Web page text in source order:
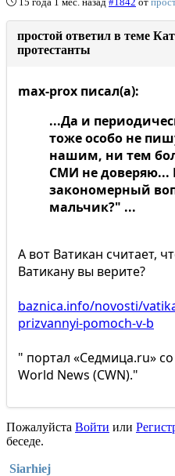
простой ответил в теме
протестанты
max-prox писал(а):
...Да и
тоже особо не
нашим, ни тем
СМИ не доверяю...
закономерный
мальчик?" ...
А вот Ватикан считает,
Ватикану вы верите?
baznica.info/novosti/
prizvannyi-pomoch-v-b
" портал «Седмица.ru»
World News (CWN)."
Пожалуйста Войти или
беседе.
Siarhiej